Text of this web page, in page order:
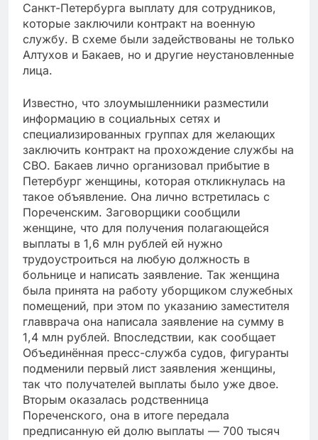
Санкт-Петербурга выплату для сотрудников,
которые заключили контракт на военную
службу. В схеме были задействованы не только
Алтухов и Бакаев, но и другие неустановленные
лица.
Известно, что злоумышленники разместили
информацию в социальных сетях и
специализированных группах для желающих
заключить контракт на прохождение службы на
СВО. Бакаев лично организовал прибытие в
Петербург женщины, которая откликнулась на
такое объявление. Она лично встретилась с
Пореченским. Заговорщики сообщили
женщине, что для получения полагающейся
выплаты в 1,6 млн рублей ей нужно
трудоустроиться на любую должность в
больнице и написать заявление. Так женщина
была принята на работу уборщиком служебных
помещений, при этом по указанию заместителя
главврача она написала заявление на сумму в
1,4 млн рублей. Впоследствии, как сообщает
Объединённая пресс-служба судов, фигуранты
подменили первый лист заявления женщины,
так что получателей выплаты было уже двое.
Вторым оказалась родственница
Пореченского, она в итоге передала
предписанную ей долю выплаты — 700 тысяч